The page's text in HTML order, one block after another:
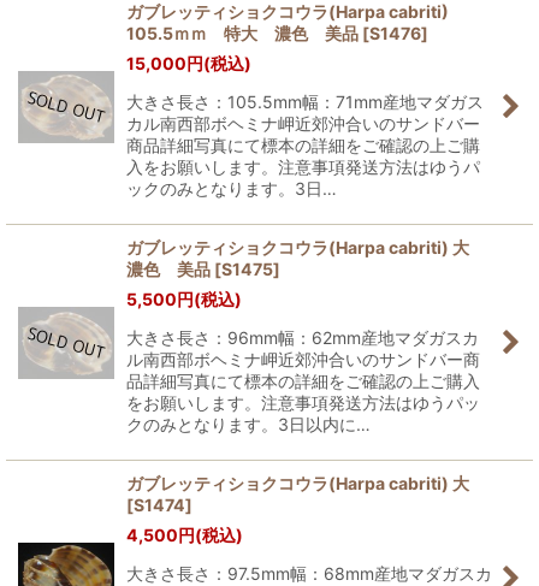
ガブレッティショクコウラ(Harpa cabriti)
105.5ｍｍ 特大 濃色 美品 [S1476]
15,000円(税込)
大きさ長さ：105.5mm幅：71mm産地マダガス
カル南西部ボヘミナ岬近郊沖合いのサンドバー
商品詳細写真にて標本の詳細をご確認の上ご購
入をお願いします。注意事項発送方法はゆうパ
ックのみとなります。3日…
ガブレッティショクコウラ(Harpa cabriti) 大
濃色 美品 [S1475]
5,500円(税込)
大きさ長さ：96mm幅：62mm産地マダガスカ
ル南西部ボヘミナ岬近郊沖合いのサンドバー商
品詳細写真にて標本の詳細をご確認の上ご購入
をお願いします。注意事項発送方法はゆうパッ
クのみとなります。3日以内に…
ガブレッティショクコウラ(Harpa cabriti) 大
[S1474]
4,500円(税込)
大きさ長さ：97.5mm幅：68mm産地マダガスカ